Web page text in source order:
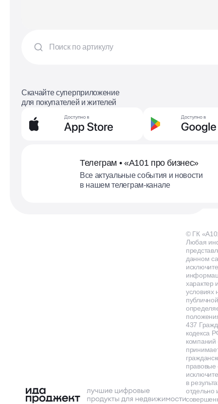
Скачайте суперприложение
для покупателей и жителей
Телеграм • «А101 про бизнес»
Все актуальные события и новости
в нашем телеграм-канале
© ГК
Любая
данном
характер
условиях
437
кодекса
правовые
в
отдельно